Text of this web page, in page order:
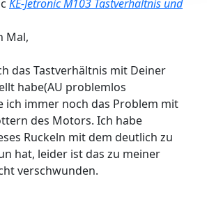
KE-Jetronic M103 Tastverhältnis und
Mal,
das Tastverhältnis mit Deiner
habe(AU problemlos
ich immer noch das Problem mit
des Motors. Ich habe
Ruckeln mit dem deutlich zu
hat, leider ist das zu meiner
verschwunden.